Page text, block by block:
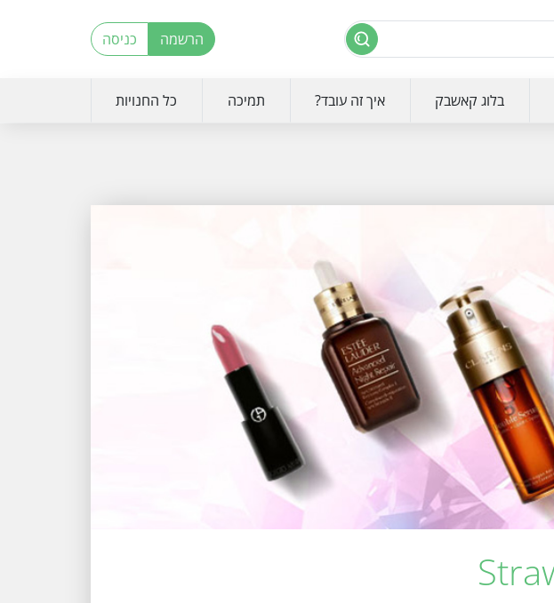
הרשמה כניסה
בלוג קאשבק איך זה עובד? תמיכה כל החנויות